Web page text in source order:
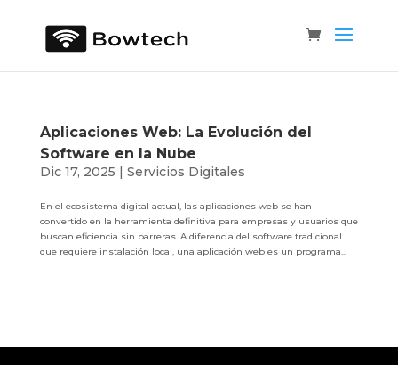
Aplicaciones Web: La Evolución del
Software en la Nube
Dic 17, 2025 | Servicios Digitales
En el ecosistema digital actual, las aplicaciones web se han
convertido en la herramienta definitiva para empresas y usuarios que
buscan eficiencia sin barreras. A diferencia del software tradicional
que requiere instalación local, una aplicación web es un programa...